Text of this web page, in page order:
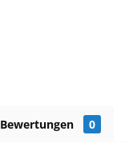
Bewertungen 0